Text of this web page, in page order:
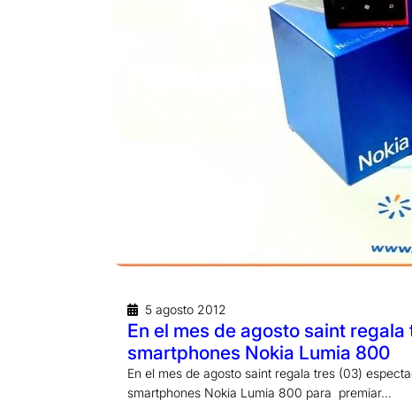
5 agosto 2012
En el mes de agosto saint regala
smartphones Nokia Lumia 800
En el mes de agosto saint regala tres (03)
smartphones Nokia Lumia 800 para premiar…